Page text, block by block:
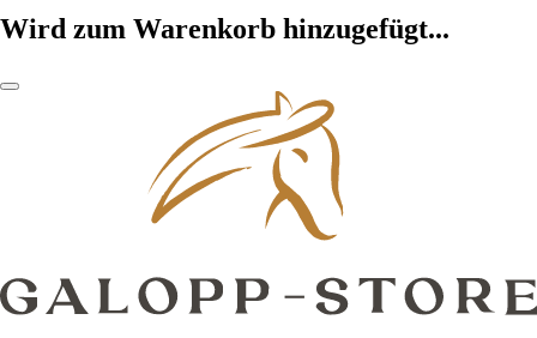
Wird zum Warenkorb hinzugefügt...